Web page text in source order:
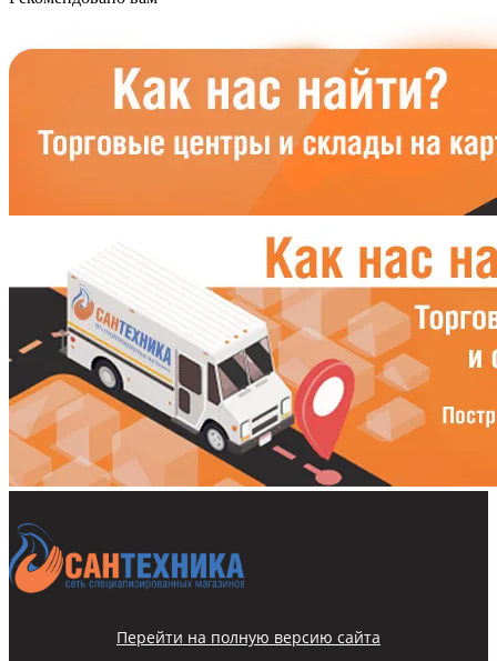
Перейти на полную версию сайта